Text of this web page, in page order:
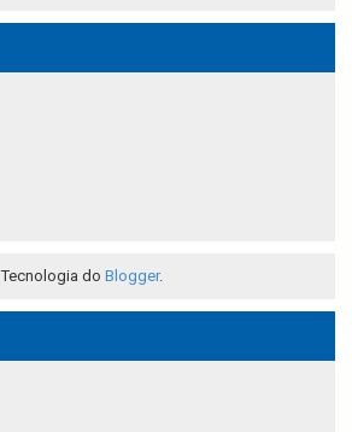
Tecnologia do Blogger.